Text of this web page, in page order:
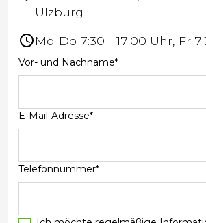
Ulzburg
Mo-Do 7:30 - 17:00 Uhr, Fr
Vor- und Nachname*
E-Mail-Adresse*
Telefonnummer*